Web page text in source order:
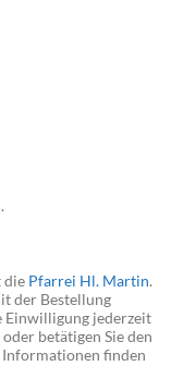
die Pfarrei Hl. Martin.
der Bestellung
Einwilligung jederzeit
betätigen Sie den
finden